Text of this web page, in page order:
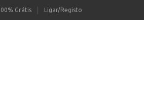
Ligar/Registo
Grátis